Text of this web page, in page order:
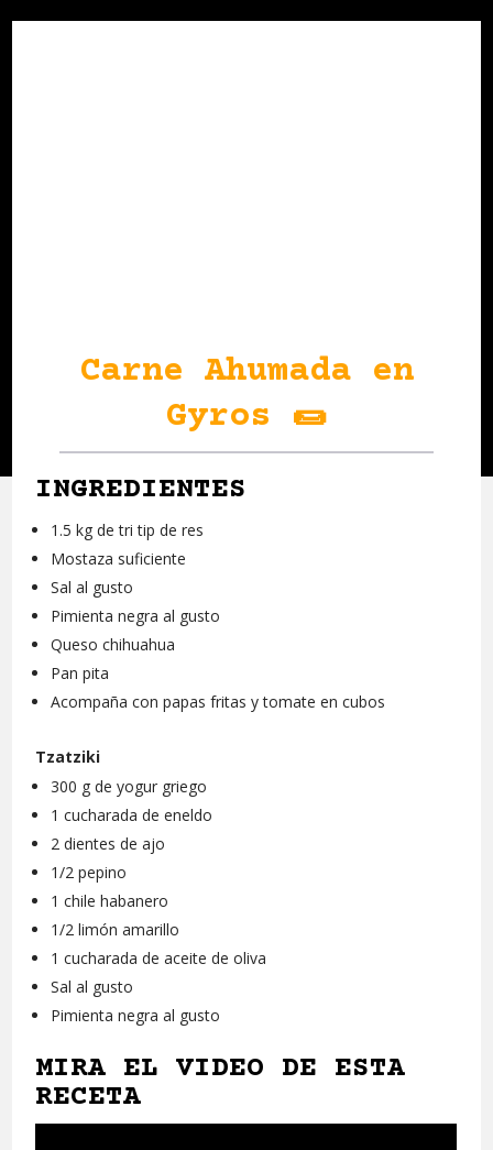
Carne Ahumada en
Gyros 🌯
INGREDIENTES
1.5 kg de tri tip de res
Mostaza suficiente
Sal al gusto
Pimienta negra al gusto
Queso chihuahua
Pan pita
Acompaña con papas fritas y tomate en cubos
Tzatziki
300 g de yogur griego
1 cucharada de eneldo
2 dientes de ajo
1/2 pepino
1 chile habanero
1/2 limón amarillo
1 cucharada de aceite de oliva
Sal al gusto
Pimienta negra al gusto
MIRA EL VIDEO DE ESTA
RECETA